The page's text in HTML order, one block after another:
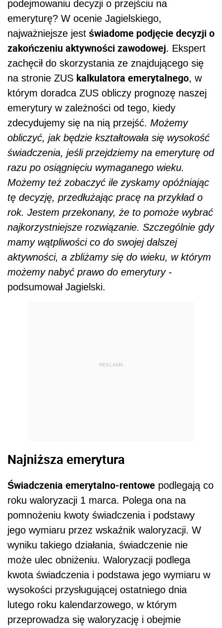
podejmowaniu decyzji o przejściu na
emeryturę? W ocenie Jagielskiego,
najważniejsze jest świadome podjęcie decyzji o
zakończeniu aktywności zawodowej. Ekspert
zachęcił do skorzystania ze znajdującego się
na stronie ZUS kalkulatora emerytalnego, w
którym doradca ZUS obliczy prognozę naszej
emerytury w zależności od tego, kiedy
zdecydujemy się na nią przejść. Możemy
obliczyć, jak będzie kształtowała się wysokość
świadczenia, jeśli przejdziemy na emeryturę od
razu po osiągnięciu wymaganego wieku.
Możemy też zobaczyć ile zyskamy opóźniając
tę decyzję, przedłużając pracę na przykład o
rok. Jestem przekonany, że to pomoże wybrać
najkorzystniejsze rozwiązanie. Szczególnie gdy
mamy wątpliwości co do swojej dalszej
aktywności, a zbliżamy się do wieku, w którym
możemy nabyć prawo do emerytury -
podsumował Jagielski.
REKLAMA
Najniższa emerytura
Świadczenia emerytalno-rentowe podlegają co
roku waloryzacji 1 marca. Polega ona na
pomnożeniu kwoty świadczenia i podstawy
jego wymiaru przez wskaźnik waloryzacji. W
wyniku takiego działania, świadczenie nie
może ulec obniżeniu. Waloryzacji podlega
kwota świadczenia i podstawa jego wymiaru w
wysokości przysługującej ostatniego dnia
lutego roku kalendarzowego, w którym
przeprowadza się waloryzację i obejmie